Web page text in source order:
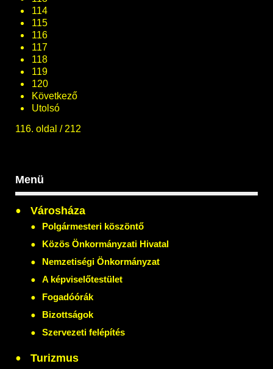
114
115
116
117
118
119
120
Következő
Utolsó
116. oldal / 212
Menü
Városháza
Polgármesteri köszöntő
Közös Önkormányzati Hivatal
Nemzetiségi Önkormányzat
A képviselőtestület
Fogadóórák
Bizottságok
Szervezeti felépítés
Turizmus